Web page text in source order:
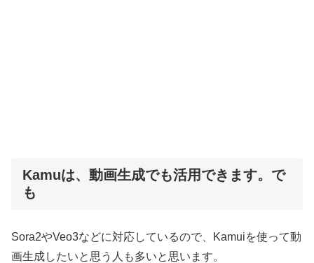
Kamuは、動画生成でも活用できます。で
も
Sora2やVeo3などに対応しているので、Kamuiを使って動
画生成したいと思う人も多いと思います。